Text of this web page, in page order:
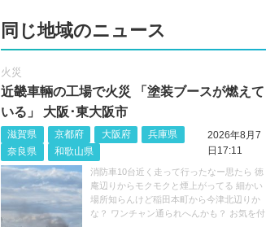
同じ地域のニュース
火災
近畿車輛の工場で火災 「塗装ブースが燃えて
いる」 大阪･東大阪市
滋賀県 京都府 大阪府
兵庫県
奈良県
和歌山県
2026年8月7
日17:11
消防車10台近く走って行ったなー思たら 徳
庵辺りからモクモクと煙上がってる 細かい
場所知らんけど稲田本町から今津北辺りか
な？ ワンチャン通られへんかも？ お気を付